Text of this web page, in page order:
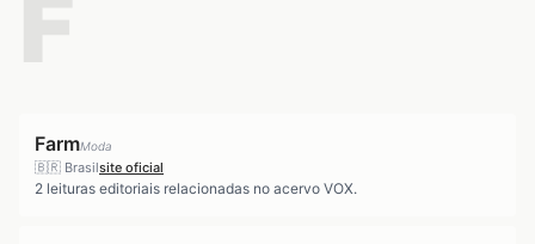
FarmModa
🇧🇷 Brasilsite oficial
2 leituras editoriais relacionadas no acervo VOX.